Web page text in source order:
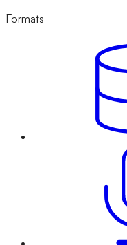
Formats